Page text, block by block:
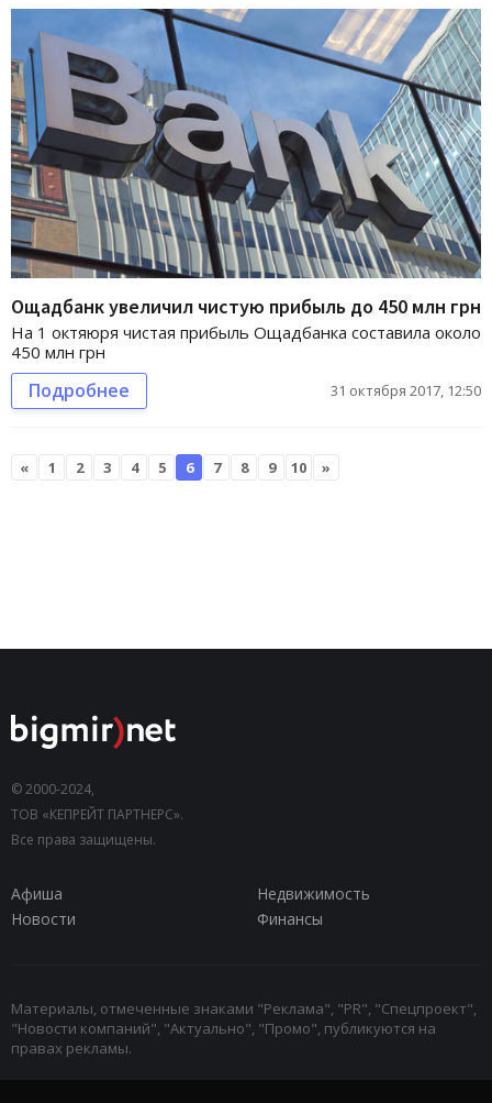
Ощадбанк увеличил чистую прибыль до 450 млн грн
На 1 октяюря чистая прибыль Ощадбанка составила около
450 млн грн
Подробнее 31 октября 2017, 12:50
« 1 2 3 4 5 6 7 8 9 10 »
© 2000-2024,
ТОВ «КЕПРЕЙТ ПАРТНЕРС».
Все права защищены.
Афиша
Недвижимость
Новости
Финансы
Материалы, отмеченные знаками "Реклама", "PR", "Спецпроект",
"Новости компаний", "Актуально", "Промо", публикуются на
правах рекламы.